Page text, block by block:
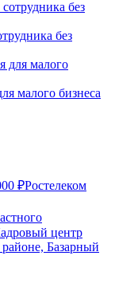
без
малого бизнеса
₽Ростелеком
центр
районе, Базарный